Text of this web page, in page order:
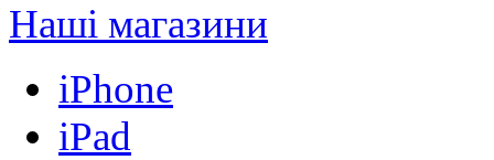
Наші магазини
iPhone
iPad